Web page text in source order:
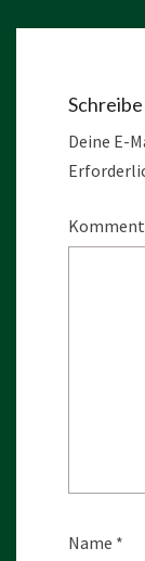
Deine E-
Name *